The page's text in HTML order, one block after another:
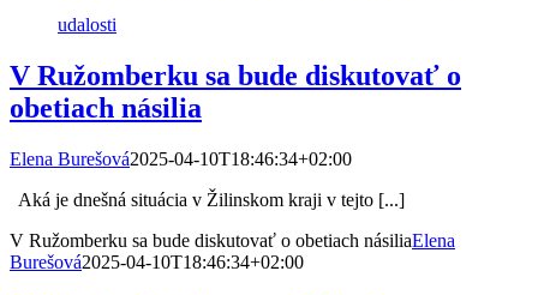
udalosti
V Ružomberku sa bude diskutovať o
obetiach násilia
Elena Burešová2025-04-10T18:46:34+02:00
Aká je dnešná situácia v Žilinskom kraji v tejto [...]
V Ružomberku sa bude diskutovať o obetiach násiliaElena
Burešová2025-04-10T18:46:34+02:00